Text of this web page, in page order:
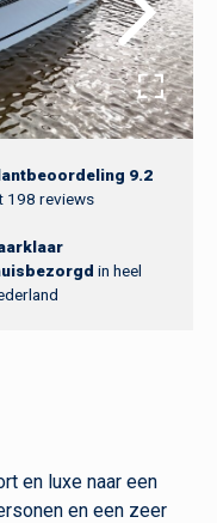
9.2
198 reviews
in heel
en luxe naar een
en een zeer